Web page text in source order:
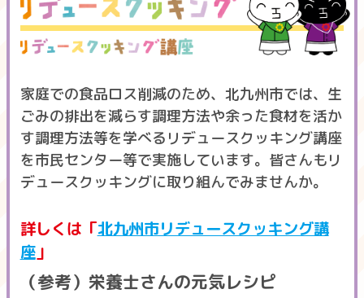
家庭での食品ロス削減のため、北九州市では、生
ごみの排出を減らす調理方法や余った食材を活か
す調理方法等を学べるリデュースクッキング講座
を市民センター等で実施しています。皆さんもリ
デュースクッキングに取り組んでみませんか。
詳しくは「北九州市リデュースクッキング講
座」
（参考）栄養士さんの元気レシピ